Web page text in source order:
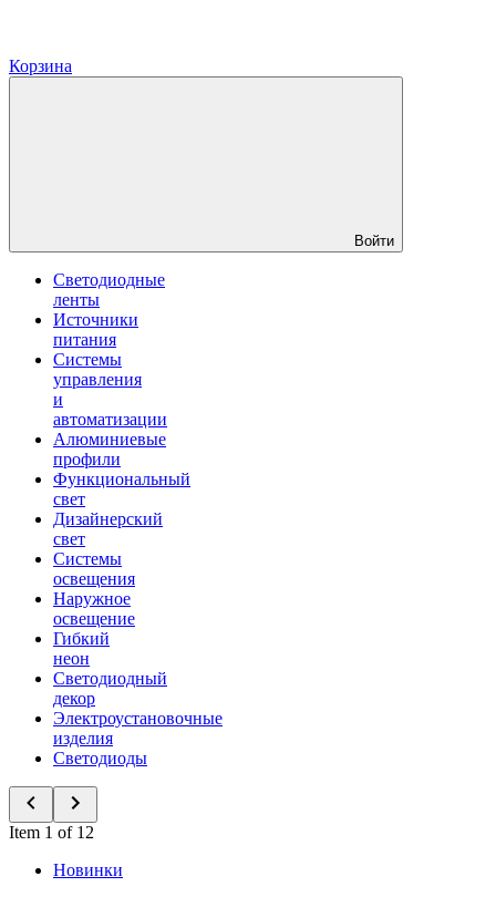
Корзина
Войти
Светодиодные
ленты
Источники
питания
Системы
управления
и
автоматизации
Алюминиевые
профили
Функциональный
свет
Дизайнерский
свет
Системы
освещения
Наружное
освещение
Гибкий
неон
Светодиодный
декор
Электроустановочные
изделия
Светодиоды
Item 1 of 12
Новинки